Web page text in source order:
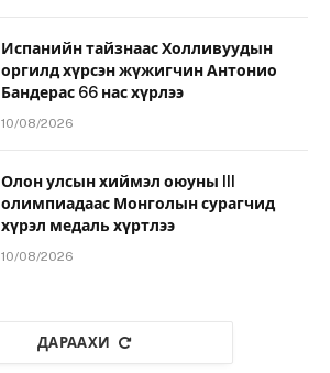
Испанийн тайзнаас Холливуудын
оргилд хүрсэн жүжигчин Антонио
Бандерас 66 нас хүрлээ
10/08/2026
Олон улсын хиймэл оюуны III
олимпиадаас Монголын сурагчид
хүрэл медаль хүртлээ
10/08/2026
ДАРААХИ